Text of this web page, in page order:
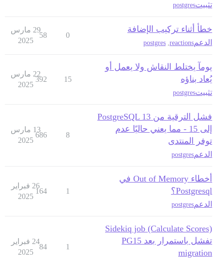
تثبيتpostgres
خطأ أثناء تركيب الإضافة
الدعمreactions
postgres
0
58
29 مارس
2025
يومآ يختلط النقاش ولا يعمل أو
يُعاد بناؤه
تثبيتpostgres
15
392
22 مارس
2025
فشل الترقية من PostgreSQL 13
إلى 15 - مما يعني حاليًا عدم
توفر المنتدى
الدعمpostgres
8
686
13 مارس
2025
أخطاء Out of Memory في
Postgresql؟
الدعمpostgres
1
164
26 فبراير
2025
Sidekiq job (Calculate Scores)
تفشل باستمرار بعد PG15
migration
1
84
24 فبراير
2025